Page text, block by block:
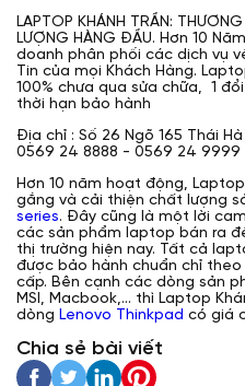
LAPTOP KHÁNH TRẦN:
LƯỢNG HÀNG ĐẦU. Hơn 10
doanh phân phối các dịch vụ
Tin của mọi Khách Hàng.
100% chưa qua sửa chữa, 1
thời hạn bảo hành
Địa chỉ : Số 26 Ngõ 165 Thái
0569 24 8888 - 0569 24 9999
Hơn 10 năm hoạt động,
gắng và cải thiện chất lượng
series. Đây cũng là một lời
các sản phẩm laptop bán ra
thị trường hiện nay. Tất cả
được bảo hành chuẩn chỉ
cấp. Bên cạnh các dòng sản
MSI, Macbook,... thì Laptop
dòng Lenovo Thinkpad có giá
Chia sẻ bài viết